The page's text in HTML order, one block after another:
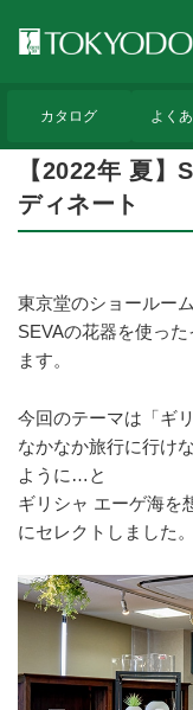
カタログ よく
【2022年 夏】
ディネート
東京堂のショールー
SEVAの花器を使っ
ます。
今回のテーマは「ギリ
なかなか旅行に行け
ように…と
ギリシャ エーゲ海を
にセレクトしました。